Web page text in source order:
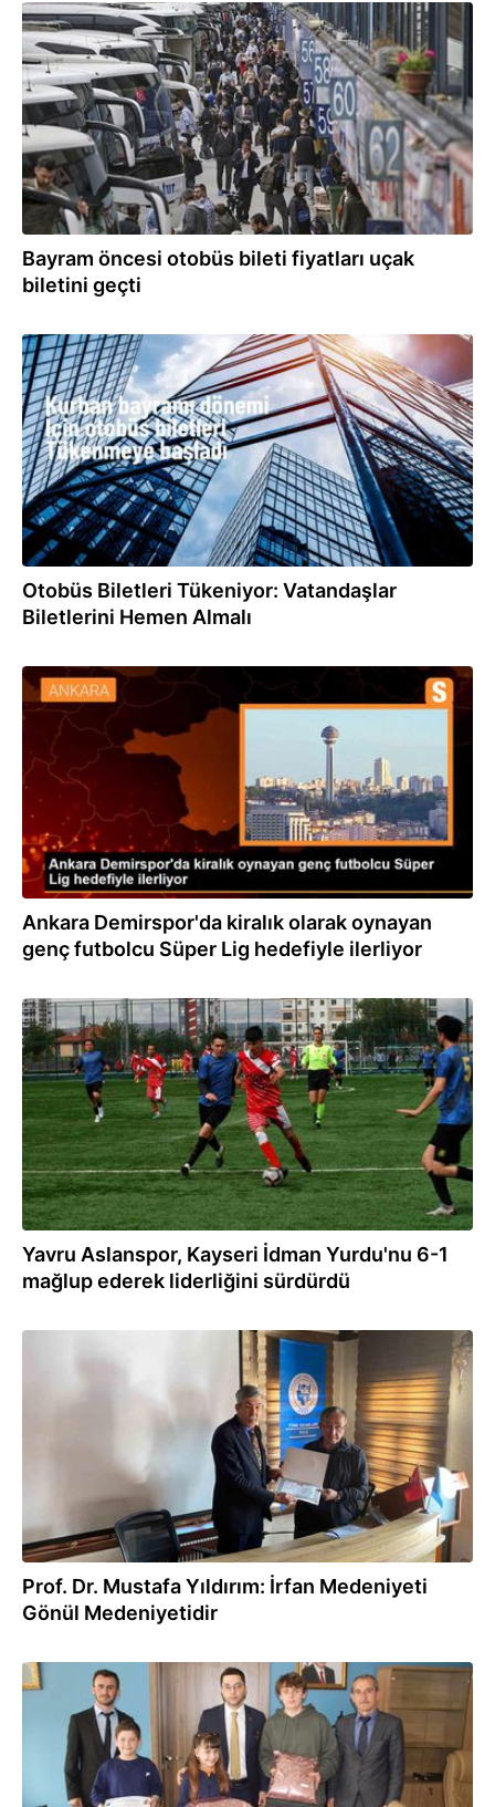
30.05.2024
Bayram öncesi otobüs bileti fiyatları uçak
biletini geçti
30.05.2024
Otobüs Biletleri Tükeniyor: Vatandaşlar
Biletlerini Hemen Almalı
17.05.2024
Ankara Demirspor'da kiralık olarak oynayan
genç futbolcu Süper Lig hedefiyle ilerliyor
14.05.2024
Yavru Aslanspor, Kayseri İdman Yurdu'nu 6-1
mağlup ederek liderliğini sürdürdü
Prof. Dr. Mustafa Yıldırım: İrfan Medeniyeti
Gönül Medeniyetidir
29.03.2024